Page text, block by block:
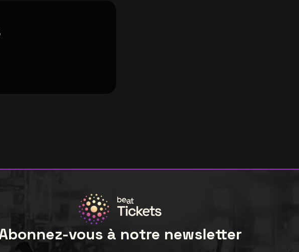
vous à notre newsletter